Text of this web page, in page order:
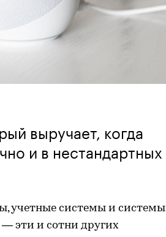
выручает, когда
и в нестандартных
учетные системы и системы
эти и сотни других